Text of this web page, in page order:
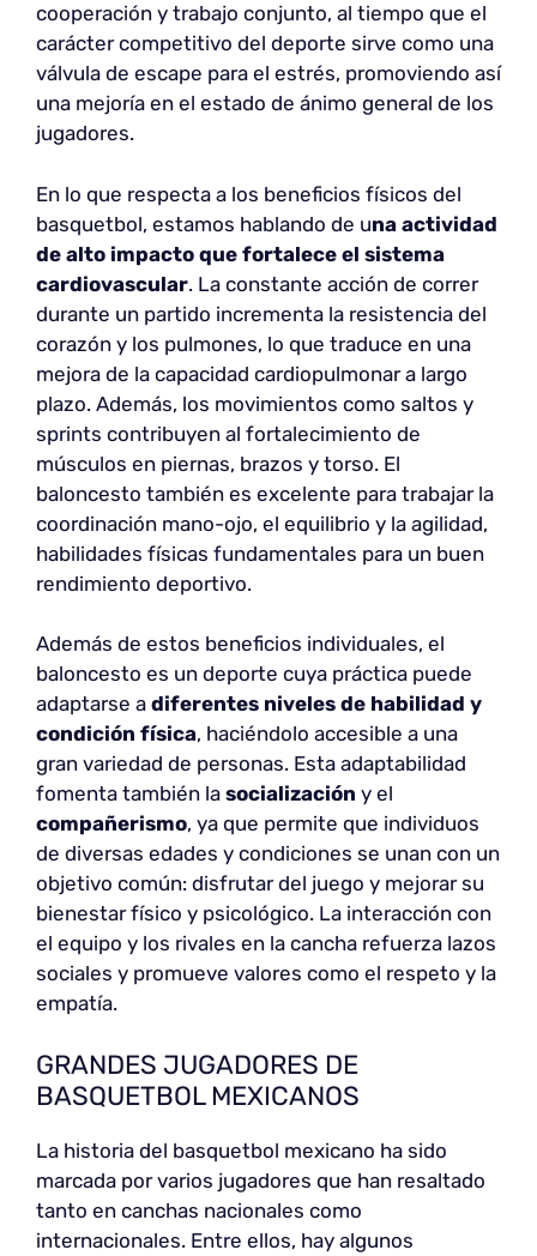
cooperación y trabajo conjunto, al tiempo que el
carácter competitivo del deporte sirve como una
válvula de escape para el estrés, promoviendo así
una mejoría en el estado de ánimo general de los
jugadores.
En lo que respecta a los beneficios físicos del
basquetbol, estamos hablando de una actividad
de alto impacto que fortalece el sistema
cardiovascular. La constante acción de correr
durante un partido incrementa la resistencia del
corazón y los pulmones, lo que traduce en una
mejora de la capacidad cardiopulmonar a largo
plazo. Además, los movimientos como saltos y
sprints contribuyen al fortalecimiento de
músculos en piernas, brazos y torso. El
baloncesto también es excelente para trabajar la
coordinación mano-ojo, el equilibrio y la agilidad,
habilidades físicas fundamentales para un buen
rendimiento deportivo.
Además de estos beneficios individuales, el
baloncesto es un deporte cuya práctica puede
adaptarse a diferentes niveles de habilidad y
condición física, haciéndolo accesible a una
gran variedad de personas. Esta adaptabilidad
fomenta también la socialización y el
compañerismo, ya que permite que individuos
de diversas edades y condiciones se unan con un
objetivo común: disfrutar del juego y mejorar su
bienestar físico y psicológico. La interacción con
el equipo y los rivales en la cancha refuerza lazos
sociales y promueve valores como el respeto y la
empatía.
GRANDES JUGADORES DE
BASQUETBOL MEXICANOS
La historia del basquetbol mexicano ha sido
marcada por varios jugadores que han resaltado
tanto en canchas nacionales como
internacionales. Entre ellos, hay algunos